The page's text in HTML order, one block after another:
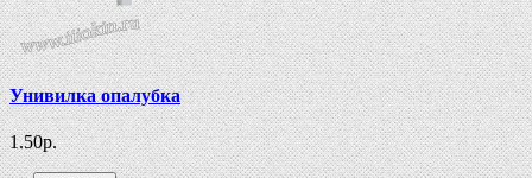
Унивилка опалубка
1.50р.